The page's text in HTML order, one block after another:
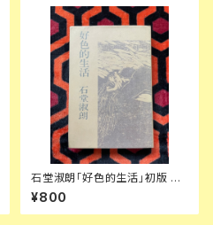
石堂淑朗「好色的生活」初版 装
幀:司修 講談社
¥800